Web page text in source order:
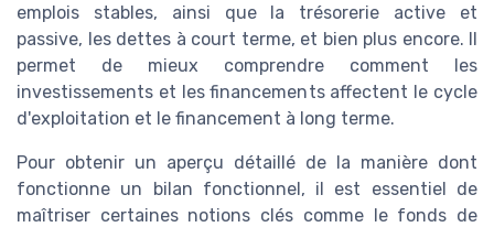
emplois stables, ainsi que la trésorerie active et
passive, les dettes à court terme, et bien plus encore. Il
permet de mieux comprendre comment les
investissements et les financements affectent le cycle
d'exploitation et le financement à long terme.
Pour obtenir un aperçu détaillé de la manière dont
fonctionne un bilan fonctionnel, il est essentiel de
maîtriser certaines notions clés comme le fonds de